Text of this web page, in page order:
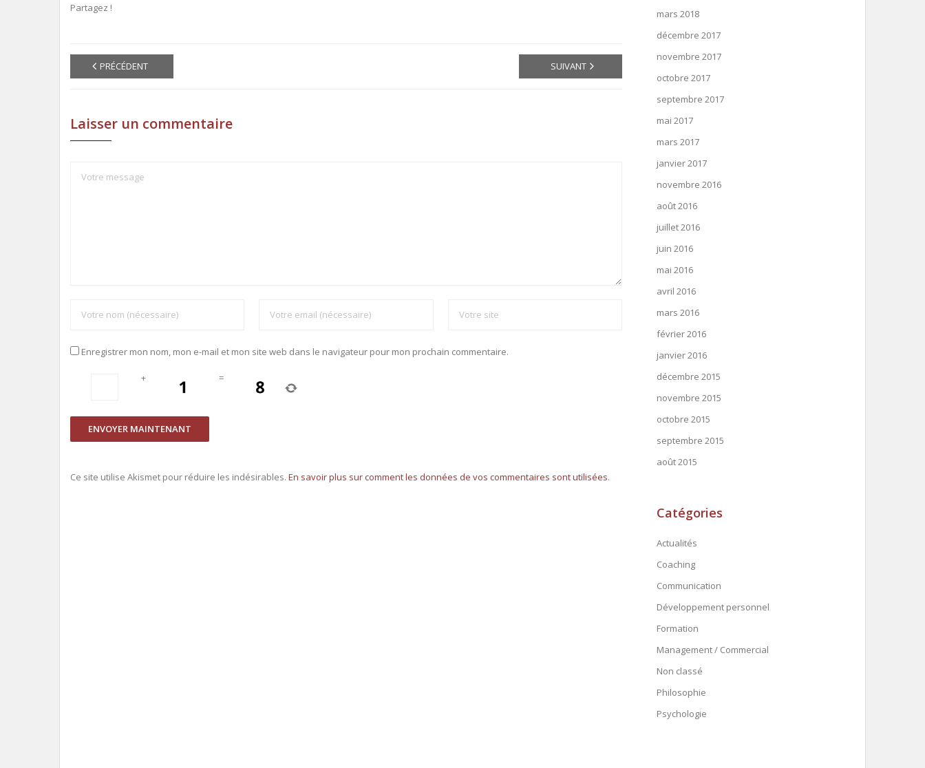
Partagez !
PRÉCÉDENT SUIVANT
Laisser un commentaire
Enregistrer mon nom, mon e-mail et mon site web dans le navigateur pour mon prochain commentaire.
+ =
Ce site utilise Akismet pour réduire les indésirables. En savoir plus sur comment les données de vos commentaires sont utilisées.
mars 2018
décembre 2017
novembre 2017
octobre 2017
septembre 2017
mai 2017
mars 2017
janvier 2017
novembre 2016
août 2016
juillet 2016
juin 2016
mai 2016
avril 2016
mars 2016
février 2016
janvier 2016
décembre 2015
novembre 2015
octobre 2015
septembre 2015
août 2015
Catégories
Actualités
Coaching
Communication
Développement personnel
Formation
Management / Commercial
Non classé
Philosophie
Psychologie